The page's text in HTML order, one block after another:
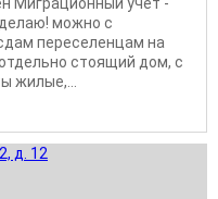
можно с
переселенцам на
стоящий дом, с
жилые,...